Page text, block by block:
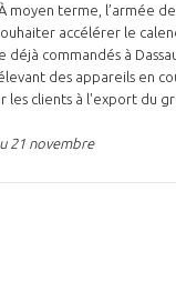
moyen terme, l’armée de
accélérer le
déjà commandés à
des appareils en
les clients à l'export du
21 novembre